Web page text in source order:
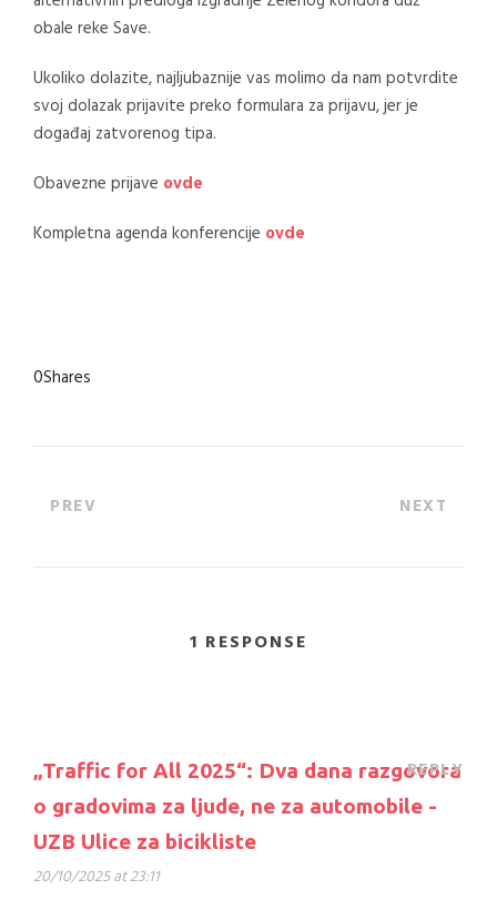
obale reke Save.
Ukoliko dolazite, najljubaznije vas molimo da nam potvrdite
svoj dolazak prijavite preko formulara za prijavu, jer je
događaj zatvorenog tipa.
Obavezne prijave ovde
Kompletna agenda konferencije ovde
0Shares
PREV NEXT
1 RESPONSE
„Traffic for All 2025“: Dva dana razgovora
o gradovima za ljude, ne za automobile -
UZB Ulice za bicikliste
20/10/2025 at 23:11
REPLY